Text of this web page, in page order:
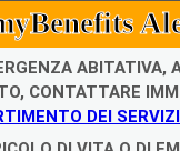
ABITATIVA,
CONTATTARE
DEI